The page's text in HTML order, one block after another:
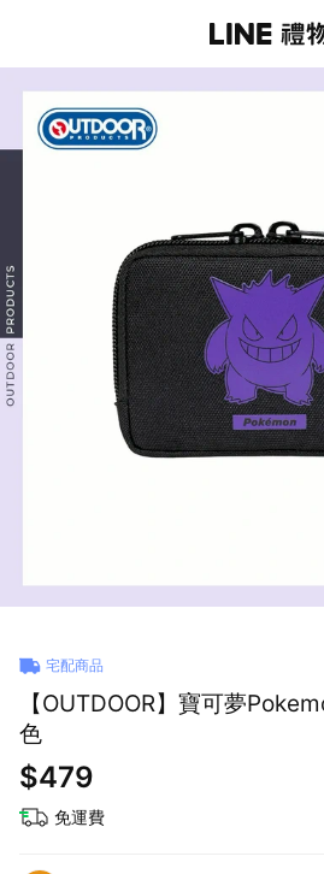
宅配商品
【OUTDOOR】寶可夢
色
$479
免運費